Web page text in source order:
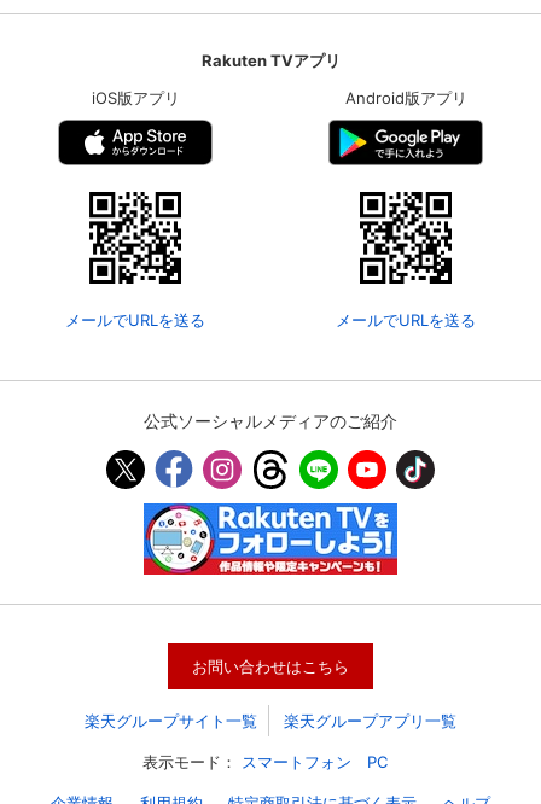
会員設定 会員情報 閉じる
ジットカード情報の変更が可能です。
決済方法変更 決済方法の変更が可能です。
Rakuten TVアプリ
iOS版アプリ
メールでURLを送る
Android版アプリ
メールでURLを送る
公式ソーシャルメディアのご紹介
お問い合わせはこちら
楽天グループサイト一覧 楽天グループアプリ一覧
表示モード： スマートフォン PC